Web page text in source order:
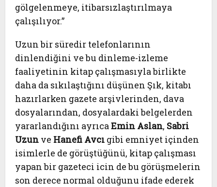
gölgelenmeye, itibarsızlaştırılmaya
çalışılıyor.”
Uzun bir süredir telefonlarının
dinlendiğini ve bu dinleme-izleme
faaliyetinin kitap çalışmasıyla birlikte
daha da sıkılaştığını düşünen Şık, kitabı
hazırlarken gazete arşivlerinden, dava
dosyalarından, dosyalardaki belgelerden
yararlandığını ayrıcaEmin Aslan, Sabri
Uzun ve Hanefi Avcı gibi emniyet içinden
isimlerle de görüştüğünü, kitap çalışması
yapan bir gazeteci icin de bu görüşmelerin
son derece normal olduğunu ifade ederek